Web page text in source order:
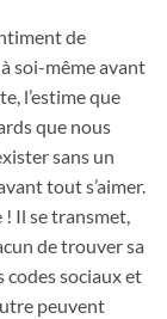
de
soi-même avant
l’estime que
que nous
sans un
tout s’aimer.
! Il se transmet,
de trouver sa
codes sociaux et
peuvent